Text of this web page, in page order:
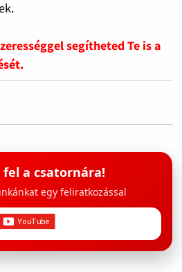
segítheted Te is a
a csatornára!
egy feliratkozással